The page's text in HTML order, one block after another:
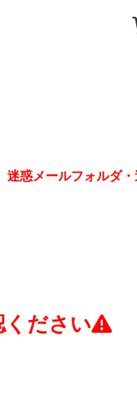
惑メールフォルダ
ください